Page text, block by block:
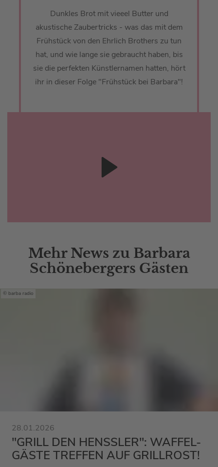
Dunkles Brot mit vieeel Butter und
akustische Zaubertricks - was das mit dem
Frühstück von den Ehrlich Brothers zu tun
hat, und wie lange sie gebraucht haben, bis
sie die perfekten Künstlernamen hatten, hört
ihr in dieser Folge "Frühstück bei Barbara"!
Mehr News zu Barbara
Schönebergers Gästen
barba radio
28.01.2026
"GRILL DEN HENSSLER": WAFFEL-
GÄSTE TREFFEN AUF GRILLROST!